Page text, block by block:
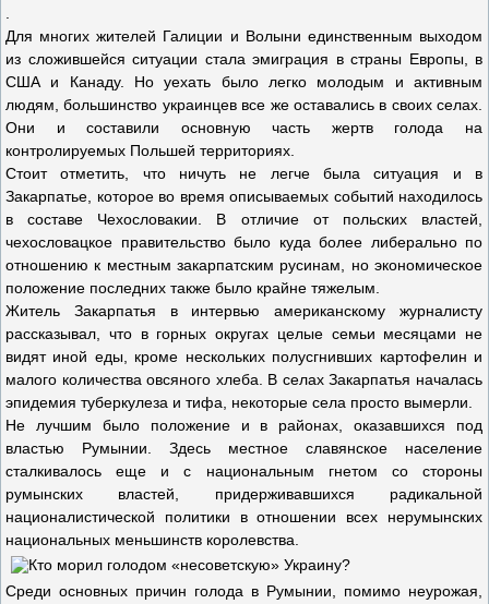
Для многих жителей Галиции и Волыни единственным выходом
из сложившейся ситуации стала эмиграция в страны Европы, в
США и Канаду. Но уехать было легко молодым и активным
людям, большинство украинцев все же оставались в своих селах.
Они и составили основную часть жертв голода на
контролируемых Польшей территориях.
Стоит отметить, что ничуть не легче была ситуация и в
Закарпатье, которое во время описываемых событий находилось
в составе Чехословакии. В отличие от польских властей,
чехословацкое правительство было куда более либерально по
отношению к местным закарпатским русинам, но экономическое
положение последних также было крайне тяжелым.
Житель Закарпатья в интервью американскому журналисту
рассказывал, что в горных округах целые семьи месяцами не
видят иной еды, кроме нескольких полусгнивших картофелин и
малого количества овсяного хлеба. В селах Закарпатья началась
эпидемия туберкулеза и тифа, некоторые села просто вымерли.
Не лучшим было положение и в районах, оказавшихся под
властью Румынии. Здесь местное славянское население
сталкивалось еще и с национальным гнетом со стороны
румынских властей, придерживавшихся радикальной
националистической политики в отношении всех нерумынских
национальных меньшинств королевства.
Среди основных причин голода в Румынии, помимо неурожая,